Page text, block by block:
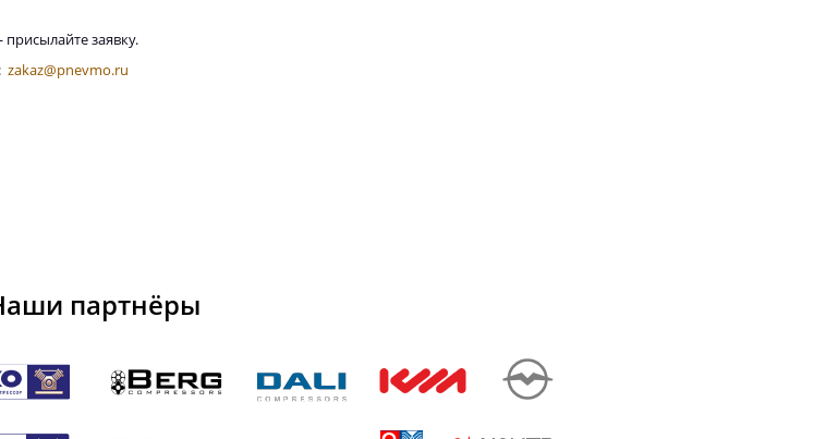
заявку.
zakaz@pnevmo.ru
партнёры